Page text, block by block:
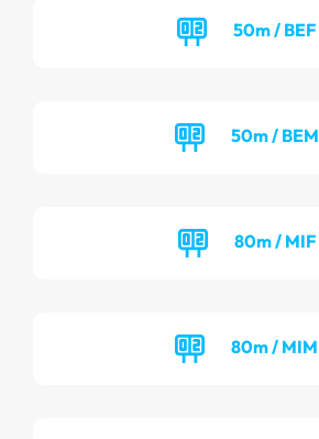
50m / BEF
50m / BEM
80m / MIF
80m / MIM